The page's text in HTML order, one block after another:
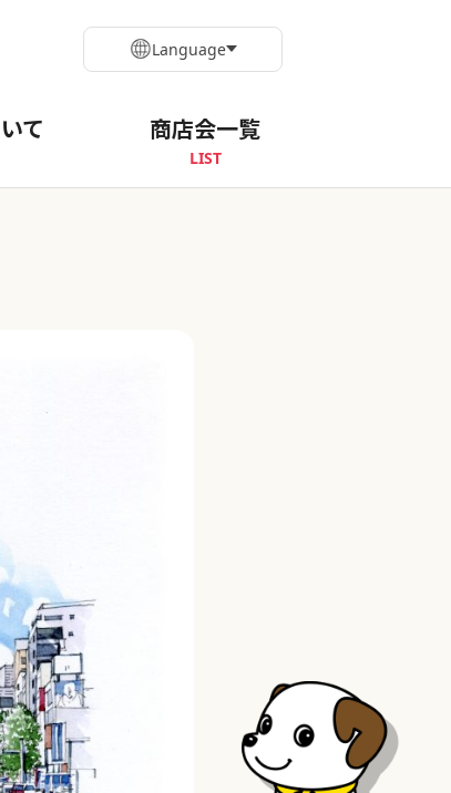
て 商店会一覧
LIST
Language